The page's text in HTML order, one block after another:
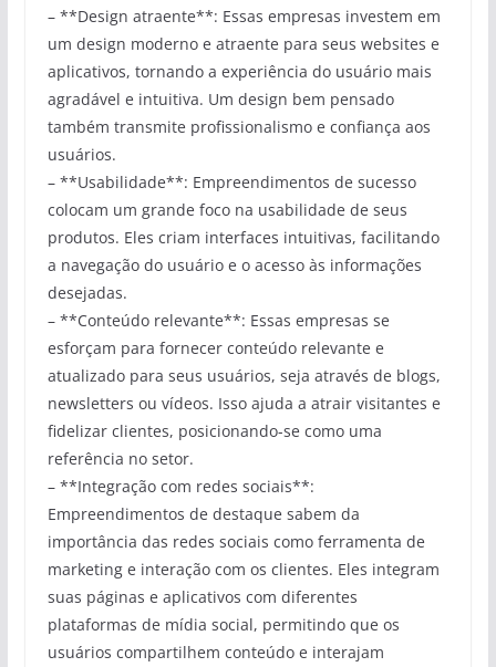
– **Design atraente**: Essas empresas investem em
um design moderno e atraente para seus websites e
aplicativos, tornando a experiência do usuário mais
agradável e intuitiva. Um design bem pensado
também transmite profissionalismo e confiança aos
usuários.
– **Usabilidade**: Empreendimentos de sucesso
colocam um grande foco na usabilidade de seus
produtos. Eles criam interfaces intuitivas, facilitando
a navegação do usuário e o acesso às informações
desejadas.
– **Conteúdo relevante**: Essas empresas se
esforçam para fornecer conteúdo relevante e
atualizado para seus usuários, seja através de blogs,
newsletters ou vídeos. Isso ajuda a atrair visitantes e
fidelizar clientes, posicionando-se como uma
referência no setor.
– **Integração com redes sociais**:
Empreendimentos de destaque sabem da
importância das redes sociais como ferramenta de
marketing e interação com os clientes. Eles integram
suas páginas e aplicativos com diferentes
plataformas de mídia social, permitindo que os
usuários compartilhem conteúdo e interajam